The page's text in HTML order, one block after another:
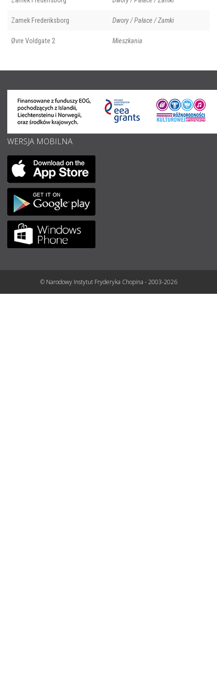
Zamek Frederiksborg Dwory / Pałace / Zamki
Øvre Voldgate 2 Mieszkania
WERSJA MOBILNA
© Narodowy Instytut Fryderyka Chopina - 2003-2026